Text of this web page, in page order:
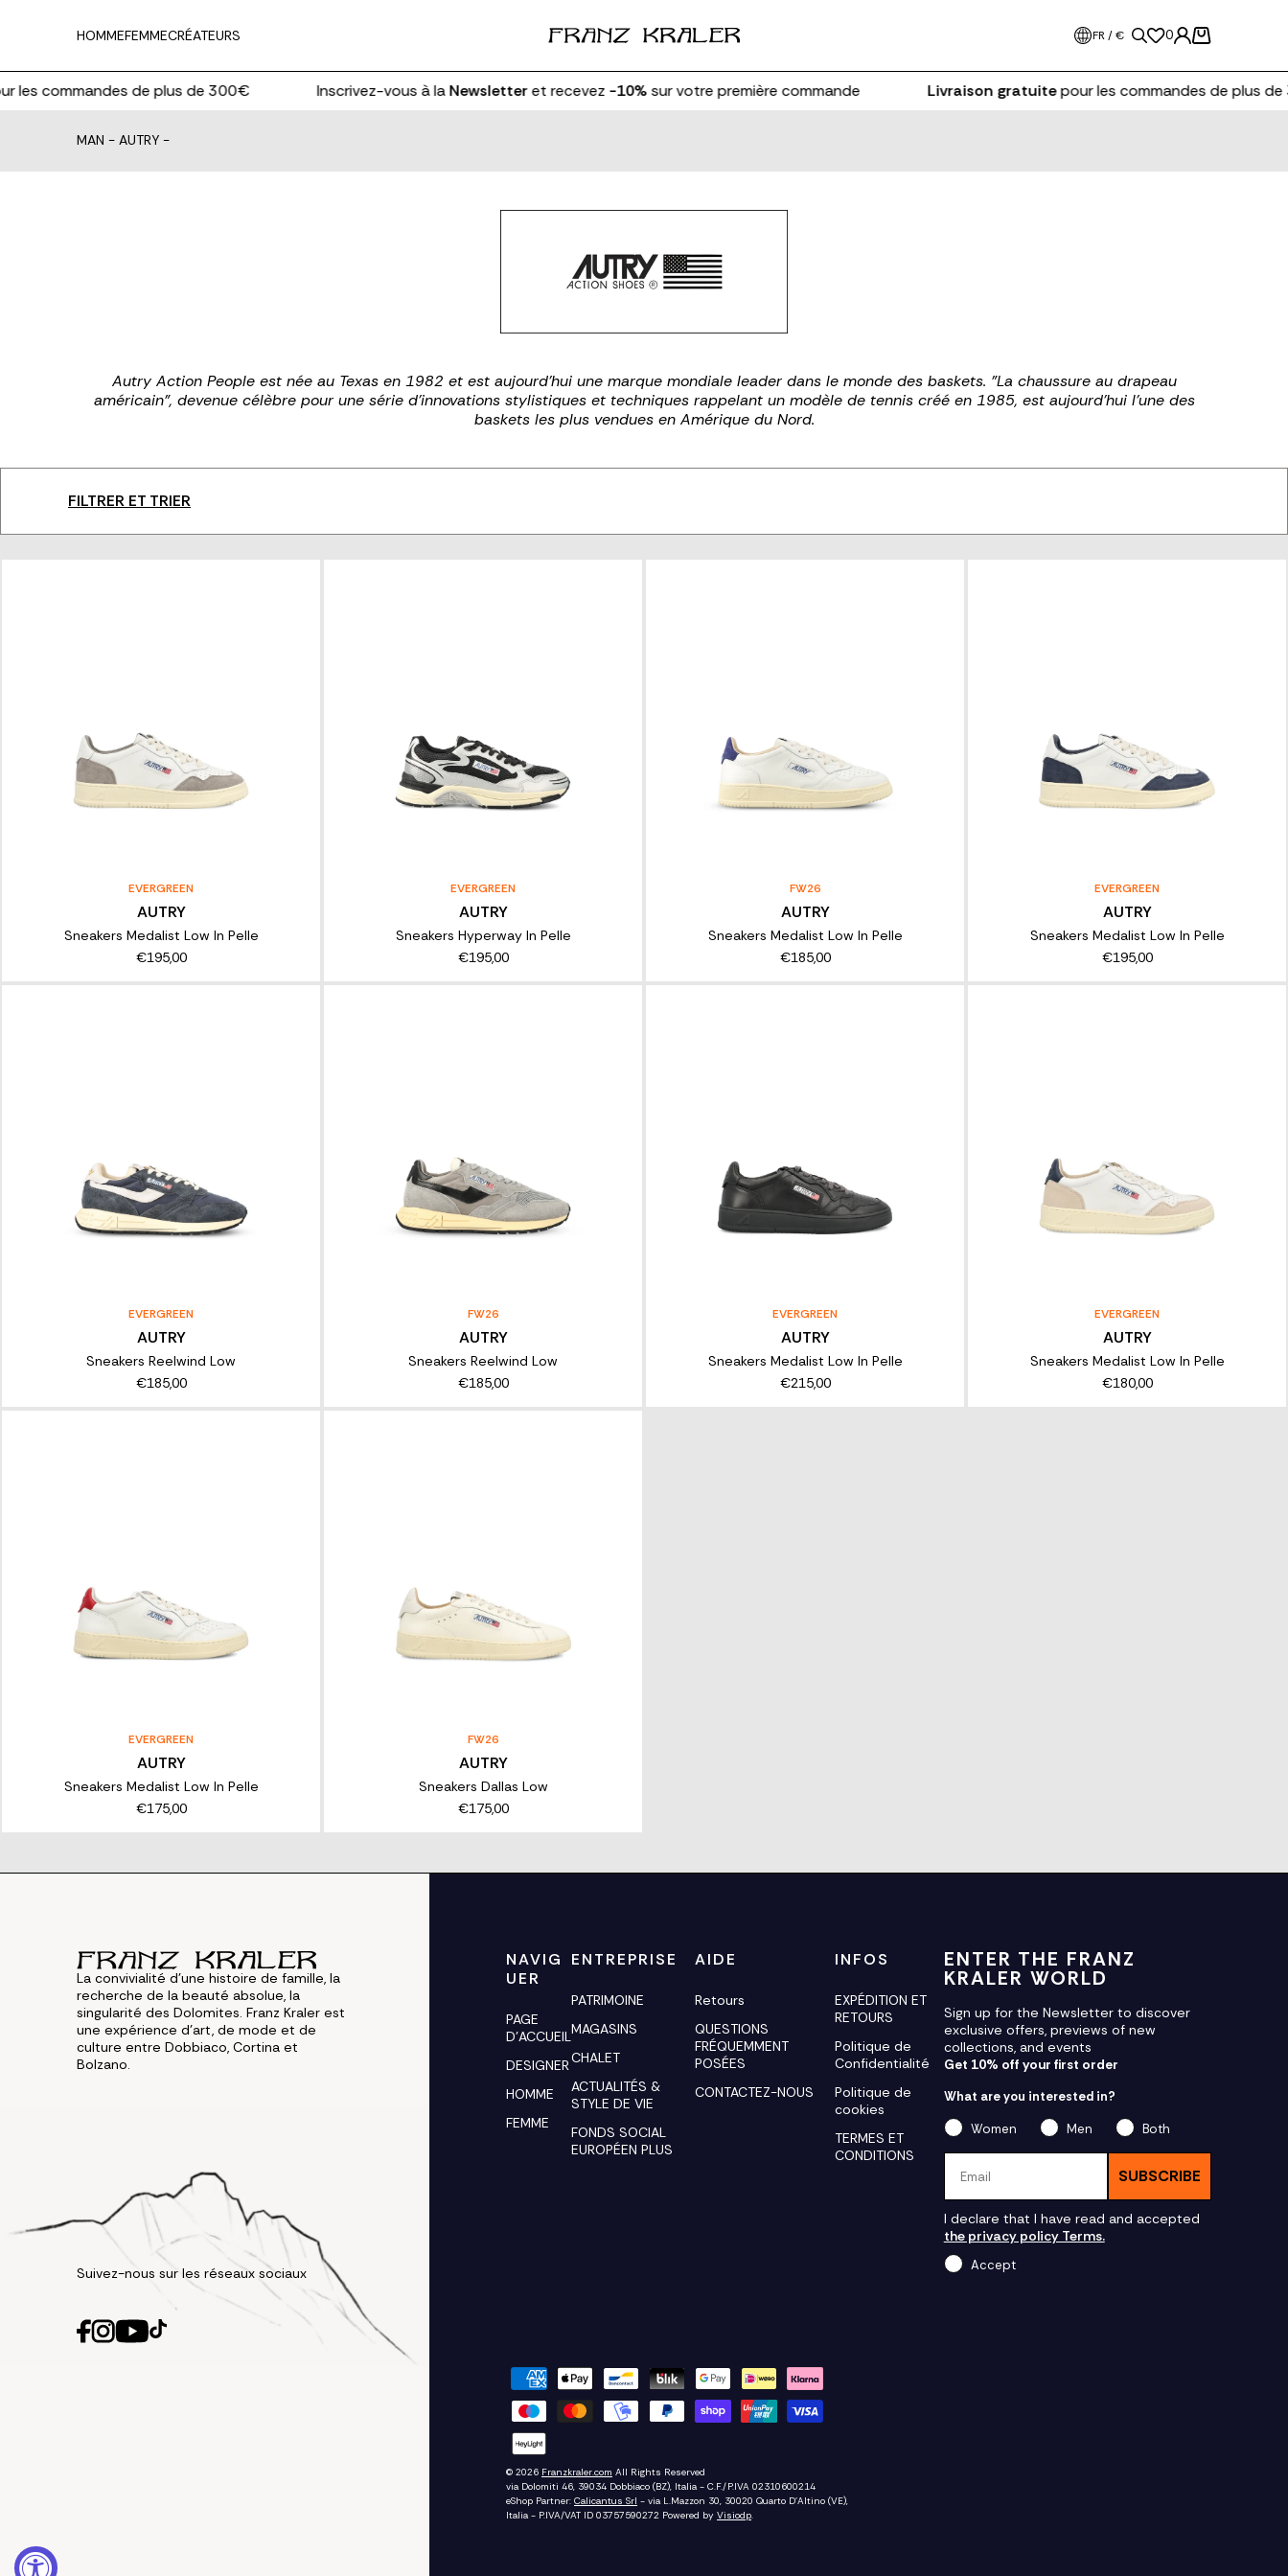
HOMMEFEMMECRÉATEURS FR / € 0
commandes de plus de 300€ Inscrivez-vous à laNewsletteret recevez-10%sur votre première commande Livraison gratuitepour les commandes de plus de
MAN - AUTRY -
Autry Action People est née au Texas en 1982 et est aujourd'hui une marque mondiale leader dans le monde des baskets. "La chaussure au drapeau
américain", devenue célèbre pour une série d'innovations stylistiques et techniques rappelant un modèle de tennis créé en 1985, est aujourd'hui l'une des
baskets les plus vendues en Amérique du Nord.
FILTRER ET TRIER
EVERGREEN
AUTRY
Sneakers Medalist Low In Pelle
€195,00
EVERGREEN
AUTRY
Sneakers Hyperway In Pelle
€195,00
FW26
AUTRY
Sneakers Medalist Low In Pelle
€185,00
EVERGREEN
AUTRY
Sneakers Medalist Low In Pelle
€195,00
EVERGREEN
AUTRY
Sneakers Reelwind Low
€185,00
FW26
AUTRY
Sneakers Reelwind Low
€185,00
EVERGREEN
AUTRY
Sneakers Medalist Low In Pelle
€215,00
EVERGREEN
AUTRY
Sneakers Medalist Low In Pelle
€180,00
EVERGREEN
AUTRY
Sneakers Medalist Low In Pelle
€175,00
FW26
AUTRY
Sneakers Dallas Low
€175,00
La convivialité d'une histoire de famille, la
recherche de la beauté absolue, la
singularité des Dolomites. Franz Kraler est
une expérience d'art, de mode et de
culture entre Dobbiaco, Cortina et
Bolzano.
Suivez-nous sur les réseaux sociaux
NAVIG
UER
PAGE
D'ACCUEIL
DESIGNER
HOMME
FEMME
ENTREPRISE
PATRIMOINE
MAGASINS
CHALET
ACTUALITÉS &
STYLE DE VIE
FONDS SOCIAL
EUROPÉEN PLUS
AIDE
Retours
QUESTIONS
FRÉQUEMMENT
POSÉES
CONTACTEZ-NOUS
INFOS
EXPÉDITION ET
RETOURS
Politique de
Confidentialité
Politique de
cookies
TERMES ET
CONDITIONS
ENTER THE FRANZ
KRALER WORLD
Sign up for the Newsletter to discover
exclusive offers, previews of new
collections, and events
Get 10% off your first order
What are you interested in?
Women
Men
Both
SUBSCRIBE
I declare that I have read and accepted
the privacy policy Terms.
Accept
© 2026 Franzkraler.com All Rights Reserved
via Dolomiti 46, 39034 Dobbiaco (BZ), Italia - C.F./P.IVA 02310600214
eShop Partner: Calicantus Srl - via L.Mazzon 30, 30020 Quarto D'Altino (VE),
Italia - P.IVA/VAT ID 03757590272 Powered by Visiodp.